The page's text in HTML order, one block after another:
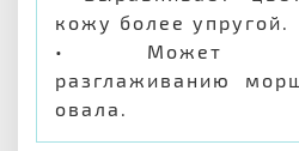
кожу более упругой.
• Может
разглаживанию
овала.